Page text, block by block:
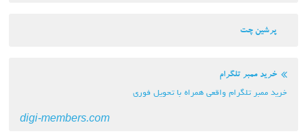
پرشین چت
خرید ممبر تلگرام
خرید ممبر تلگرام واقعی همراه با تحویل فوری
digi-members.com